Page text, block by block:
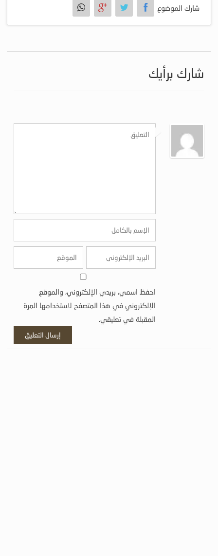
شارك الموضوع
شارك برأيك
احفظ اسمي، بريدي الإلكتروني، والموقع
الإلكتروني في هذا المتصفح لاستخدامها المرة
المقبلة في تعليقي.